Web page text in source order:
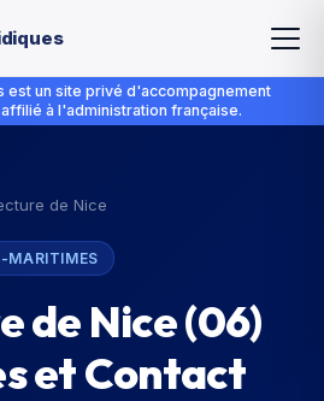
est un site privé d'accompagnement
à l'administration française.
de Nice
MARITIMES
de Nice(06)
et Contact